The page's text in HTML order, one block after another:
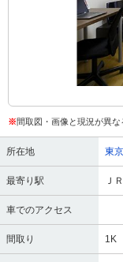
※間取図・画像と現況が異な
所在地 東
最寄り駅 Ｊ
車でのアクセス
間取り 1K